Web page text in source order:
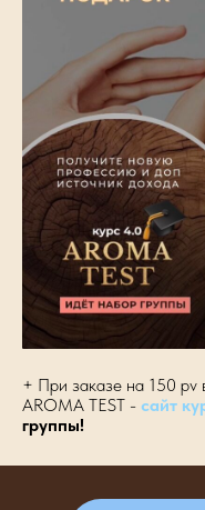
+ При заказе на 150 pv
AROMA TEST - сайт
группы!